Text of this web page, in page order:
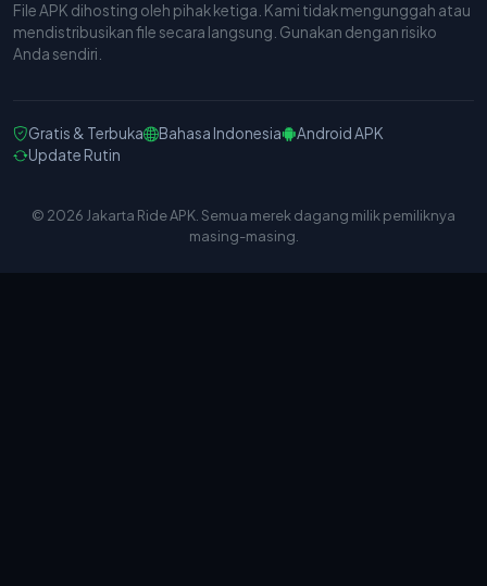
File APK dihosting oleh pihak ketiga. Kami tidak mengunggah atau
mendistribusikan file secara langsung. Gunakan dengan risiko
Anda sendiri.
Gratis & Terbuka Bahasa Indonesia
Android APK
Update Rutin
© 2026 Jakarta Ride APK. Semua merek dagang milik pemiliknya
masing-masing.